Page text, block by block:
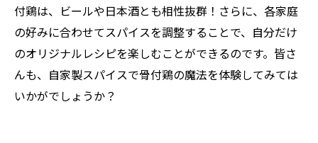
付鶏は、ビールや日本酒とも相性抜群！さらに、各家庭
の好みに合わせてスパイスを調整することで、自分だけ
のオリジナルレシピを楽しむことができるのです。皆さ
んも、自家製スパイスで骨付鶏の魔法を体験してみては
いかがでしょうか？